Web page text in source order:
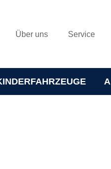
Über uns Service